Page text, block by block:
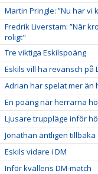
Martin Pringle: ”Nu har vi
Fredrik Liverstam: ”När
roligt"
Tre viktiga Eskilspoäng
Eskils vill ha revansch på
Adrian har spelat mer än
En poäng när herrarna
Ljusare truppläge inför
Jonathan äntligen
Eskils vidare i DM
Inför kvällens DM-match